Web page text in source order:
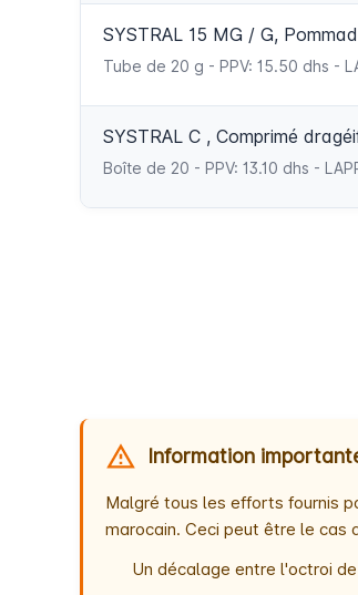
SYSTRAL 15 MG / G,
Tube de 20 g - PPV: 15.50 dhs -
SYSTRAL C , Comprimé
Boîte de 20 - PPV: 13.10 dhs -
Information
Malgré tous les efforts fournis
marocain. Ceci peut être le cas
Un décalage entre l'octroi